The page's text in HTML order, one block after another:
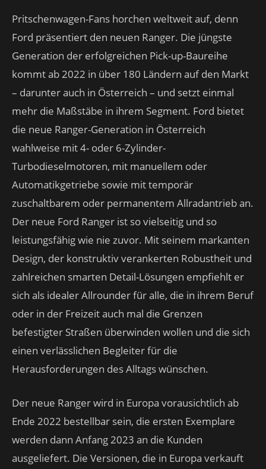
Pritschenwagen-Fans horchen weltweit auf, denn
Ford präsentiert den neuen Ranger. Die jüngste
Generation der erfolgreichen Pick-up-Baureihe
kommt ab 2022 in über 180 Ländern auf den Markt
– darunter auch in Österreich – und setzt einmal
mehr die Maßstäbe in ihrem Segment. Ford bietet
die neue Ranger-Generation in Österreich
wahlweise mit 4- oder 6-Zylinder-
Turbodieselmotoren, mit manuellem oder
Automatikgetriebe sowie mit temporär
zuschaltbarem oder permanentem Allradantrieb an.
Der neue Ford Ranger ist so vielseitig und so
leistungsfähig wie nie zuvor. Mit seinem markanten
Design, der konstruktiv verankerten Robustheit und
zahlreichen smarten Detail-Lösungen empfiehlt er
sich als idealer Allrounder für alle, die in ihrem Beruf
oder in der Freizeit auch mal die Grenzen
befestigter Straßen überwinden wollen und die sich
einen verlässlichen Begleiter für die
Herausforderungen des Alltags wünschen.
Der neue Ranger wird in Europa vorausichtlich ab
Ende 2022 bestellbar sein, die ersten Exemplare
werden dann Anfang 2023 an die Kunden
ausgeliefert. Die Versionen, die in Europa verkauft